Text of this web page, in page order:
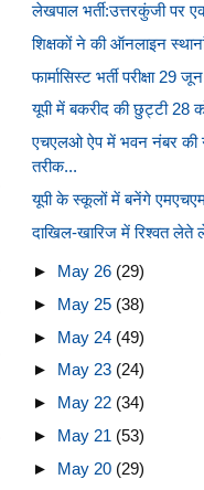
लेखपाल भर्ती:उत्तरकुंजी पर
शिक्षकों ने की ऑनलाइन
फार्मासिस्ट भर्ती परीक्षा 29
यूपी में बकरीद की छुट्टी 28
एचएलओ ऐप में भवन नंबर की
तरीक...
यूपी के स्कूलों में बनेंगे
दाखिल-खारिज में रिश्वत लेते
► May 26 (29)
► May 25 (38)
► May 24 (49)
► May 23 (24)
► May 22 (34)
► May 21 (53)
► May 20 (29)